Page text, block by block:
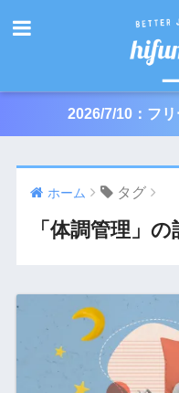
2026/7/10：フ
ホーム タグ
「体調管理」